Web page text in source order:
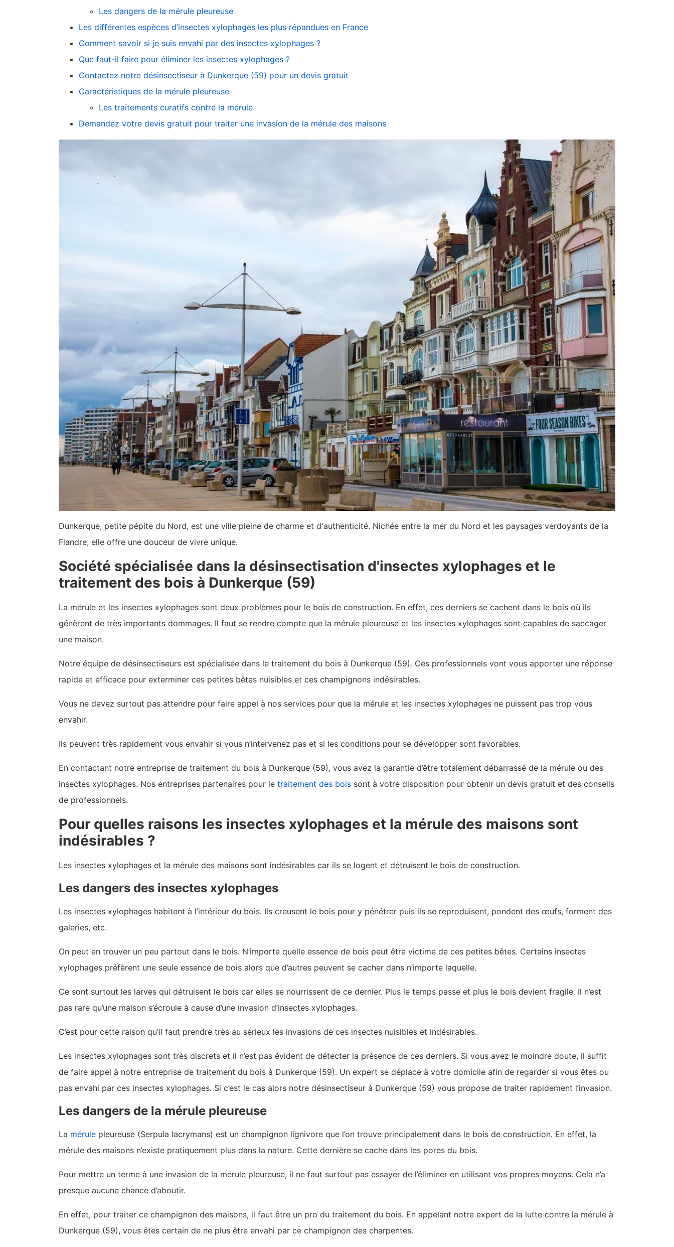
Les dangers de la mérule pleureuse
Les différentes espèces d’insectes xylophages les plus répandues en France
Comment savoir si je suis envahi par des insectes xylophages ?
Que faut-il faire pour éliminer les insectes xylophages ?
Contactez notre désinsectiseur à Dunkerque (59) pour un devis gratuit
Caractéristiques de la mérule pleureuse
Les traitements curatifs contre la mérule
Demandez votre devis gratuit pour traiter une invasion de la mérule des maisons
Dunkerque, petite pépite du Nord, est une ville pleine de charme et d'authenticité. Nichée entre la mer du Nord et les paysages verdoyants de la
Flandre, elle offre une douceur de vivre unique.
Société spécialisée dans la désinsectisation d'insectes xylophages et le
traitement des bois à Dunkerque (59)
La mérule et les insectes xylophages sont deux problèmes pour le bois de construction. En effet, ces derniers se cachent dans le bois où ils
génèrent de très importants dommages. Il faut se rendre compte que la mérule pleureuse et les insectes xylophages sont capables de saccager
une maison.
Notre équipe de désinsectiseurs est spécialisée dans le traitement du bois à Dunkerque (59). Ces professionnels vont vous apporter une réponse
rapide et efficace pour exterminer ces petites bêtes nuisibles et ces champignons indésirables.
Vous ne devez surtout pas attendre pour faire appel à nos services pour que la mérule et les insectes xylophages ne puissent pas trop vous
envahir.
Ils peuvent très rapidement vous envahir si vous n’intervenez pas et si les conditions pour se développer sont favorables.
En contactant notre entreprise de traitement du bois à Dunkerque (59), vous avez la garantie d’être totalement débarrassé de la mérule ou des
insectes xylophages. Nos entreprises partenaires pour le traitement des bois sont à votre disposition pour obtenir un devis gratuit et des conseils
de professionnels.
Pour quelles raisons les insectes xylophages et la mérule des maisons sont
indésirables ?
Les insectes xylophages et la mérule des maisons sont indésirables car ils se logent et détruisent le bois de construction.
Les dangers des insectes xylophages
Les insectes xylophages habitent à l’intérieur du bois. Ils creusent le bois pour y pénétrer puis ils se reproduisent, pondent des œufs, forment des
galeries, etc.
On peut en trouver un peu partout dans le bois. N’importe quelle essence de bois peut être victime de ces petites bêtes. Certains insectes
xylophages préfèrent une seule essence de bois alors que d’autres peuvent se cacher dans n’importe laquelle.
Ce sont surtout les larves qui détruisent le bois car elles se nourrissent de ce dernier. Plus le temps passe et plus le bois devient fragile. Il n’est
pas rare qu’une maison s’écroule à cause d’une invasion d’insectes xylophages.
C’est pour cette raison qu’il faut prendre très au sérieux les invasions de ces insectes nuisibles et indésirables.
Les insectes xylophages sont très discrets et il n’est pas évident de détecter la présence de ces derniers. Si vous avez le moindre doute, il suffit
de faire appel à notre entreprise de traitement du bois à Dunkerque (59). Un expert se déplace à votre domicile afin de regarder si vous êtes ou
pas envahi par ces insectes xylophages. Si c’est le cas alors notre désinsectiseur à Dunkerque (59) vous propose de traiter rapidement l’invasion.
Les dangers de la mérule pleureuse
La mérule pleureuse (Serpula lacrymans) est un champignon lignivore que l’on trouve principalement dans le bois de construction. En effet, la
mérule des maisons n’existe pratiquement plus dans la nature. Cette dernière se cache dans les pores du bois.
Pour mettre un terme à une invasion de la mérule pleureuse, il ne faut surtout pas essayer de l’éliminer en utilisant vos propres moyens. Cela n’a
presque aucune chance d’aboutir.
En effet, pour traiter ce champignon des maisons, il faut être un pro du traitement du bois. En appelant notre expert de la lutte contre la mérule à
Dunkerque (59), vous êtes certain de ne plus être envahi par ce champignon des charpentes.